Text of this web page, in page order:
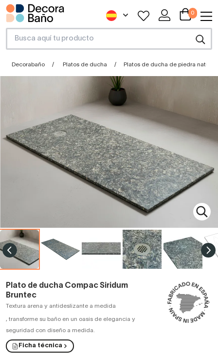
0
Decorabaño Platos de ducha Platos de ducha de piedra natural
Plato de ducha Compac Siridum
Bruntec
Textura arena y antideslizante a medida
, transforme su baño en un oasis de elegancia y
seguridad con diseño a medida.
Ficha técnica